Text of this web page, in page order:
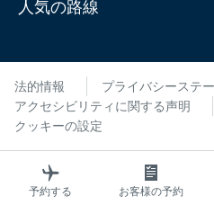
人気の路線
法的情報
プライバシーステ
アクセシビリティに関する声明
クッキーの設定
予約する お客様の予約